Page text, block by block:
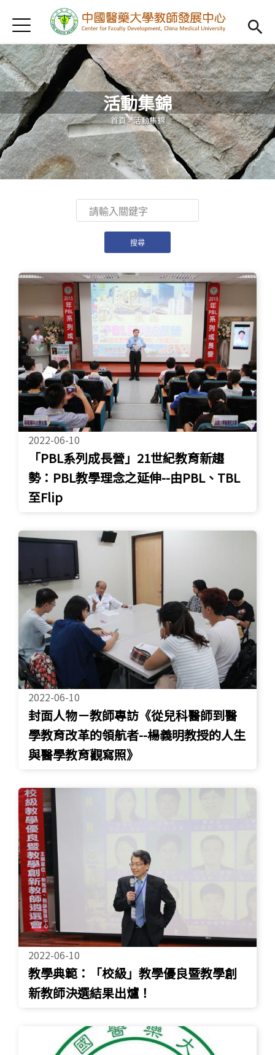
首頁
Open
認識我們
Open
教學研習
Open
新進教師
Open
傑出教授
Open
教師專業社群
Jump to Navigation
Jump to Main content
活動集錦
您在這裡
首頁-活動集錦
2022-06-10
「PBL系列成長營」21世紀教育新趨
勢：PBL教學理念之延伸--由PBL、TBL
至Flip
2022-06-10
封面人物－教師專訪《從兒科醫師到醫
學教育改革的領航者--楊義明教授的人生
與醫學教育觀寫照》
2022-06-10
教學典範：「校級」教學優良暨教學創
新教師決選結果出爐！